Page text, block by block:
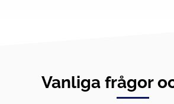
Vanliga frågor